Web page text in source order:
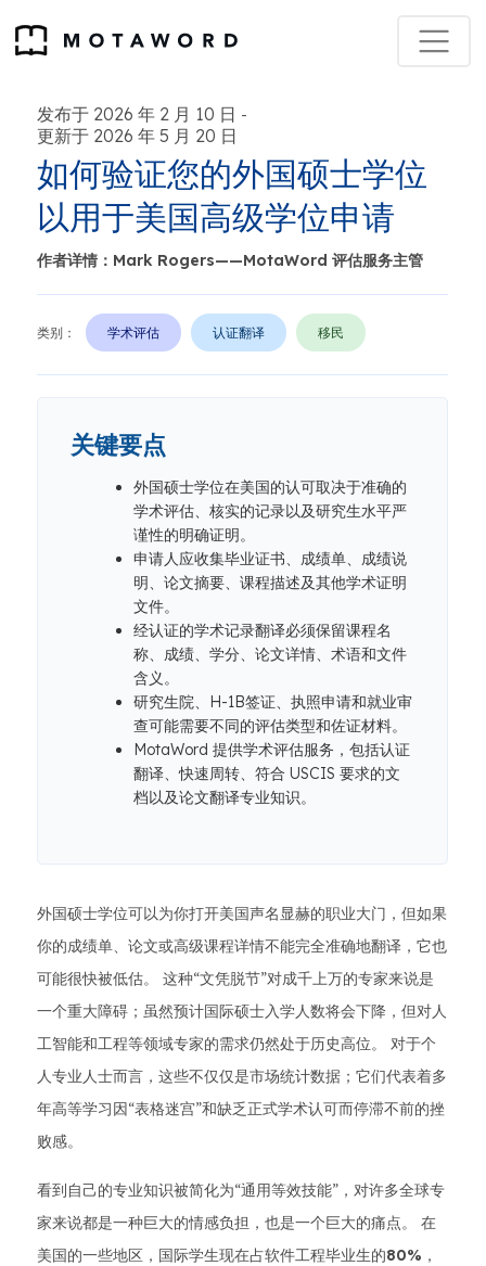
发布于 2026 年 2 月 10 日 -
更新于 2026 年 5 月 20 日
如何验证您的外国硕士学位
以用于美国高级学位申请
作者详情：Mark Rogers——MotaWord 评估服务主管
类别： 学术评估 认证翻译 移民
关键要点
外国硕士学位在美国的认可取决于准确的
学术评估、核实的记录以及研究生水平严
谨性的明确证明。
申请人应收集毕业证书、成绩单、成绩说
明、论文摘要、课程描述及其他学术证明
文件。
经认证的学术记录翻译必须保留课程名
称、成绩、学分、论文详情、术语和文件
含义。
研究生院、H-1B签证、执照申请和就业审
查可能需要不同的评估类型和佐证材料。
MotaWord 提供学术评估服务，包括认证
翻译、快速周转、符合 USCIS 要求的文
档以及论文翻译专业知识。
外国硕士学位可以为你打开美国声名显赫的职业大门，但如果
你的成绩单、论文或高级课程详情不能完全准确地翻译，它也
可能很快被低估。 这种“文凭脱节”对成千上万的专家来说是
一个重大障碍；虽然预计国际硕士入学人数将会下降，但对人
工智能和工程等领域专家的需求仍然处于历史高位。 对于个
人专业人士而言，这些不仅仅是市场统计数据；它们代表着多
年高等学习因“表格迷宫”和缺乏正式学术认可而停滞不前的挫
败感。
看到自己的专业知识被简化为“通用等效技能”，对许多全球专
家来说都是一种巨大的情感负担，也是一个巨大的痛点。 在
美国的一些地区，国际学生现在占软件工程毕业生的80% ，